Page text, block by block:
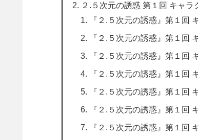
２.５次元の誘惑 第１回 キャ
『２.５次元の誘惑』第１回
『２.５次元の誘惑』第１回
『２.５次元の誘惑』第１
『２.５次元の誘惑』第１
『２.５次元の誘惑』第１
『２.５次元の誘惑』第１
『２.５次元の誘惑』第１